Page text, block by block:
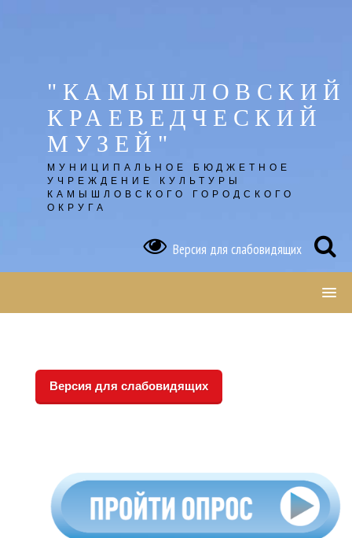
"КАМЫШЛОВСКИЙ
КРАЕВЕДЧЕСКИЙ
МУЗЕЙ"
МУНИЦИПАЛЬНОЕ БЮДЖЕТНОЕ
УЧРЕЖДЕНИЕ КУЛЬТУРЫ
КАМЫШЛОВСКОГО ГОРОДСКОГО
ОКРУГА
Версия для слабовидящих
Версия для слабовидящих